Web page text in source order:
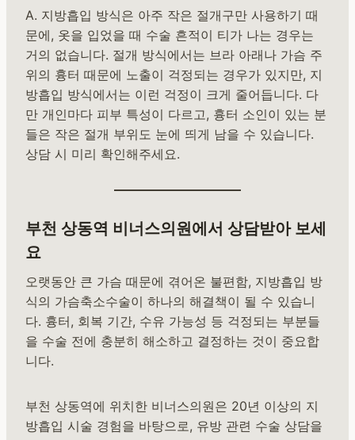
A. 지방흡입 방식은 아주 작은 절개구만 사용하기 때
문에, 옷을 입었을 때 수술 흔적이 티가 나는 경우는
거의 없습니다. 절개 방식에서는 브라 아래나 가슴 주
위의 흉터 때문에 노출이 걱정되는 경우가 있지만, 지
방흡입 방식에서는 이런 걱정이 크게 줄어듭니다. 다
만 개인마다 피부 특성이 다르고, 흉터 소인이 있는 분
들은 작은 절개 부위도 눈에 띄게 남을 수 있습니다.
상담 시 미리 확인해주세요.
부천 상동역 비너스의원에서 상담받아 보세
요
오랫동안 큰 가슴 때문에 겪어온 불편함, 지방흡입 방
식의 가슴축소수술이 하나의 해결책이 될 수 있습니
다. 흉터, 회복 기간, 수유 가능성 등 걱정되는 부분들
을 수술 전에 충분히 해소하고 결정하는 것이 중요합
니다.
부천 상동역에 위치한 비너스의원은 20년 이상의 지
방흡입 시술 경험을 바탕으로, 유방 관련 수술 상담을